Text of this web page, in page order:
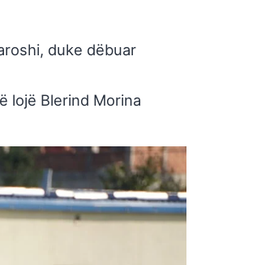
duke dëbuar
lojë Blerind Morina